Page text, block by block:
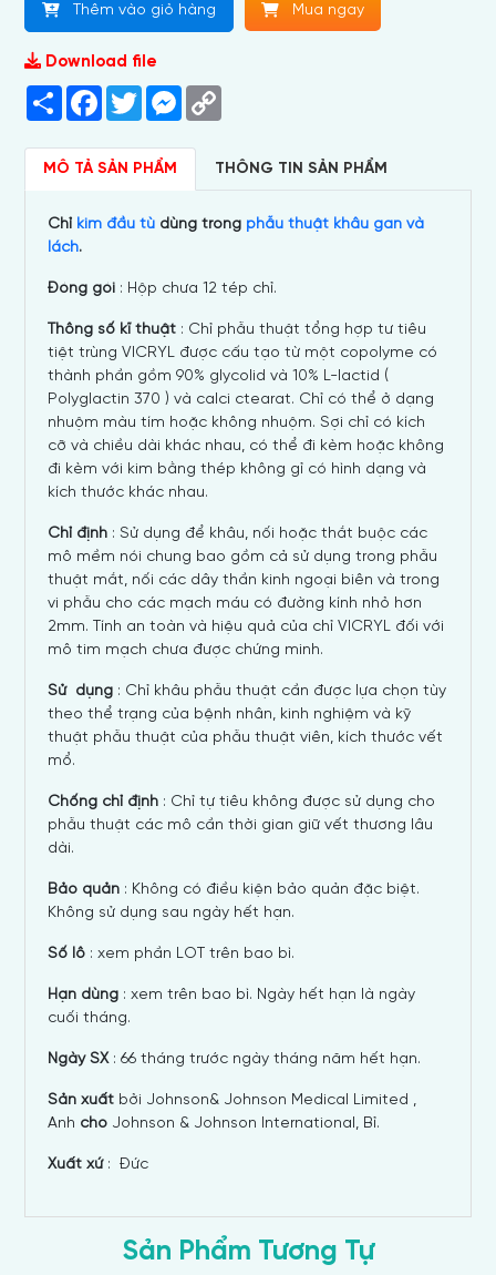
Thêm vào giỏ hàng Mua ngay
Download file
Share Facebook
TwitterMessenger
MÔ TẢ SẢN PHẨM THÔNG TIN SẢN PHẨM
Chỉ kim đầu tù dùng trong phẫu thuật khâu gan và
lách.
Đóng gói : Hộp chưa 12 tép chỉ.
Thông số kĩ thuật : Chỉ phẫu thuật tổng hợp tư tiêu
tiệt trùng VICRYL được cấu tạo từ một copolyme có
thành phần gồm 90% glycolid và 10% L-lactid (
Polyglactin 370 ) và calci ctearat. Chỉ có thể ở dạng
nhuộm màu tím hoặc không nhuộm. Sợi chỉ có kích
cỡ và chiều dài khác nhau, có thể đi kèm hoặc không
đi kèm với kim bằng thép không gỉ có hình dạng và
kích thước khác nhau.
Chỉ định : Sử dụng để khâu, nối hoặc thắt buộc các
mô mềm nói chung bao gồm cả sử dụng trong phẫu
thuật mắt, nối các dây thần kinh ngoại biên và trong
vi phẫu cho các mạch máu có đường kính nhỏ hơn
2mm. Tính an toàn và hiệu quả của chỉ VICRYL đối với
mô tim mạch chưa được chứng minh.
Sử dụng : Chỉ khâu phẫu thuật cần được lựa chọn tùy
theo thể trạng của bệnh nhân, kinh nghiệm và kỹ
thuật phẫu thuật của phẫu thuật viên, kích thước vết
mổ.
Chống chỉ định : Chỉ tự tiêu không được sử dụng cho
phẫu thuật các mô cần thời gian giữ vết thương lâu
dài.
Bảo quản : Không có điều kiện bảo quản đặc biệt.
Không sử dụng sau ngày hết hạn.
Số lô : xem phần LOT trên bao bì.
Hạn dùng : xem trên bao bì. Ngày hết hạn là ngày
cuối tháng.
Ngày SX: 66 tháng trước ngày tháng năm hết hạn.
Sản xuất bởi Johnson& Johnson Medical Limited ,
Anh cho Johnson & Johnson International, Bỉ.
Xuất xứ: Đức
Sản Phẩm Tương Tự